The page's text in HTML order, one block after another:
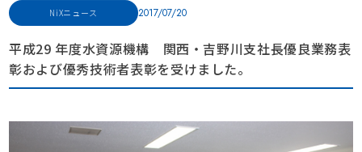
NiXニュース 2017/07/20
平成29 年度水資源機構 関西・吉野川支社長優良業務表
彰および優秀技術者表彰を受けました。